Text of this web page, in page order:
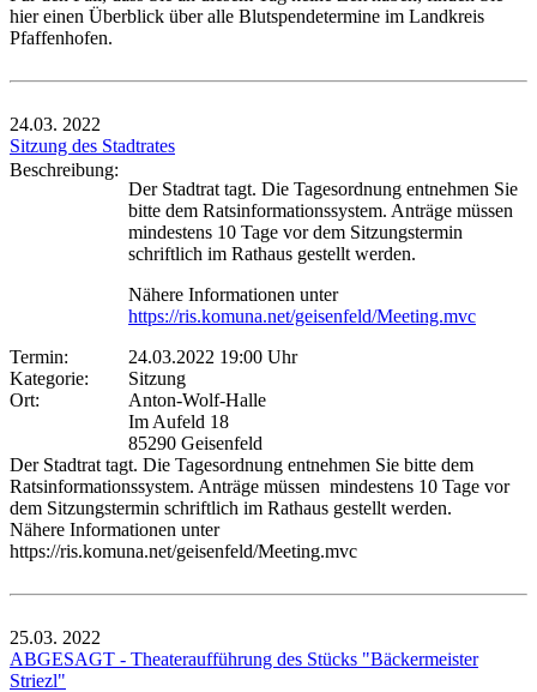
hier einen Überblick über alle Blutspendetermine im Landkreis
Pfaffenhofen.
24.03. 2022
Sitzung des Stadtrates
Beschreibung:
Der Stadtrat tagt. Die Tagesordnung entnehmen Sie
bitte dem Ratsinformationssystem. Anträge müssen
mindestens 10 Tage vor dem Sitzungstermin
schriftlich im Rathaus gestellt werden.
Nähere Informationen unter
https://ris.komuna.net/geisenfeld/Meeting.mvc
Termin:
24.03.2022 19:00 Uhr
Kategorie:
Sitzung
Ort:
Anton-Wolf-Halle
Im Aufeld 18
85290 Geisenfeld
Der Stadtrat tagt. Die Tagesordnung entnehmen Sie bitte dem
Ratsinformationssystem. Anträge müssen mindestens 10 Tage vor
dem Sitzungstermin schriftlich im Rathaus gestellt werden.
Nähere Informationen unter
https://ris.komuna.net/geisenfeld/Meeting.mvc
25.03. 2022
ABGESAGT - Theateraufführung des Stücks "Bäckermeister
Striezl"